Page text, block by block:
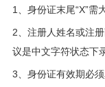
1、身份证末尾“X”需
2、注册人姓名或注册
议是中文字符状态下
3、身份证有效期必